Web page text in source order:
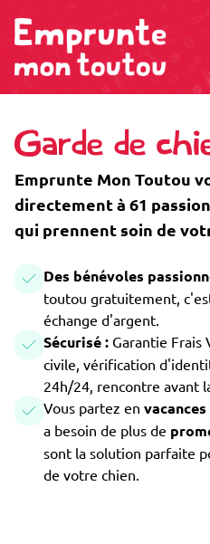
Garde de
Emprunte Mon Toutou
directement à 61
qui prennent soin de
Des bénévoles
toutou gratuitement,
échange d'argent.
Sécurisé : Garantie Frais
civile, vérification
24h/24, rencontre avant
Vous partez en vacances
a besoin de plus de
sont la solution parfaite
de votre chien.